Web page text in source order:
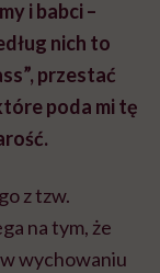
i babci –
nich to
przestać
poda mi tę
z tzw.
na tym, że
wychowaniu